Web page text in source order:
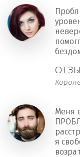
Меня
я